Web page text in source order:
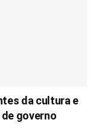
da cultura e
governo